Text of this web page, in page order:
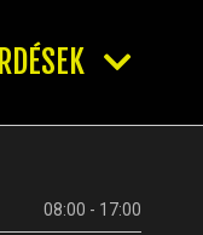
08:00 - 17:00